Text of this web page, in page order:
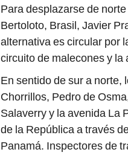
Para desplazarse de
Bertoloto, Brasil, Javier
alternativa es circular por
circuito de malecones y la
En sentido de sur a
Chorrillos, Pedro de
Salaverry y la avenida La
de la República a través
Panamá. Inspectores de